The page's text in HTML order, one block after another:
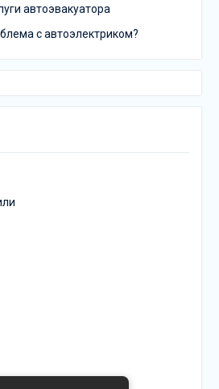
автоэвакуатора
с автоэлектриком?